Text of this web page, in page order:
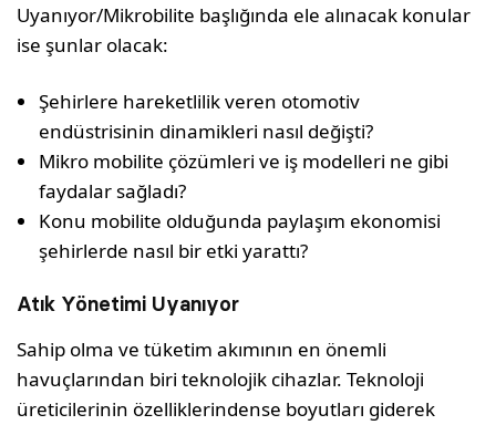
Uyanıyor/Mikrobilite başlığında ele alınacak konular
ise şunlar olacak:
Şehirlere hareketlilik veren otomotiv
endüstrisinin dinamikleri nasıl değişti?
Mikro mobilite çözümleri ve iş modelleri ne gibi
faydalar sağladı?
Konu mobilite olduğunda paylaşım ekonomisi
şehirlerde nasıl bir etki yarattı?
Atık Yönetimi Uyanıyor
Sahip olma ve tüketim akımının en önemli
havuçlarından biri teknolojik cihazlar. Teknoloji
üreticilerinin özelliklerindense boyutları giderek